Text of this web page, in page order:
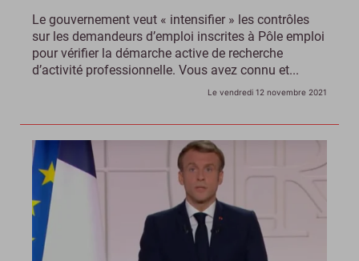
Le gouvernement veut « intensifier » les contrôles
sur les demandeurs d’emploi inscrites à Pôle emploi
pour vérifier la démarche active de recherche
d’activité professionnelle. Vous avez connu et...
Le vendredi 12 novembre 2021